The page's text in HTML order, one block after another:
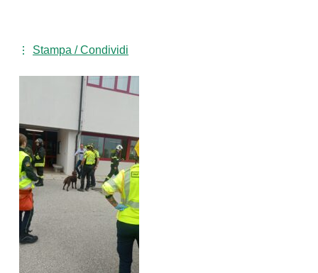
Stampa / Condividi